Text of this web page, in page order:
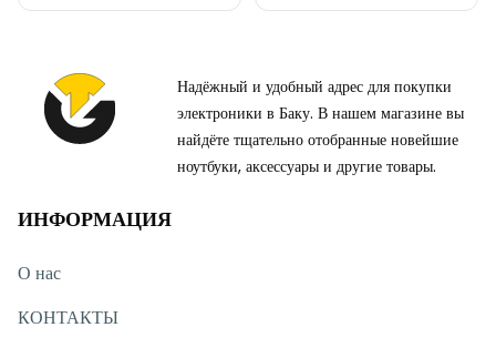
Надёжный и удобный адрес для покупки
электроники в Баку. В нашем магазине вы
найдёте тщательно отобранные новейшие
ноутбуки, аксессуары и другие товары.
ИНФОРМАЦИЯ
О нас
КОНТАКТЫ